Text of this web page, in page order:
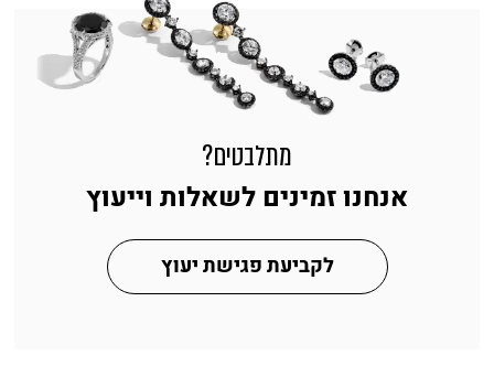
מתלבטים?
אנחנו זמינים לשאלות וייעוץ
לקביעת פגישת יעוץ